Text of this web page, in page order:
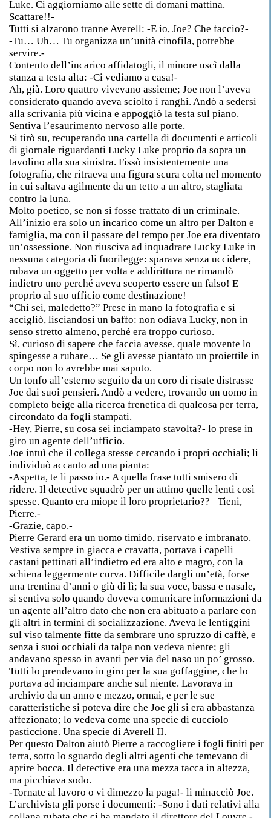
Luke. Ci aggiorniamo alle sette di domani mattina.
Scattare!!-
Tutti si alzarono tranne Averell: -E io, Joe? Che faccio?-
-Tu… Uh… Tu organizza un’unità cinofila, potrebbe
servire.-
Contento dell’incarico affidatogli, il minore uscì dalla
stanza a testa alta: -Ci vediamo a casa!-
Ah, già. Loro quattro vivevano assieme; Joe non l’aveva
considerato quando aveva sciolto i ranghi. Andò a sedersi
alla scrivania più vicina e appoggiò la testa sul piano.
Sentiva l’esaurimento nervoso alle porte.
Si tirò su, recuperando una cartella di documenti e articoli
di giornale riguardanti Lucky Luke proprio da sopra un
tavolino alla sua sinistra. Fissò insistentemente una
fotografia, che ritraeva una figura scura colta nel momento
in cui saltava agilmente da un tetto a un altro, stagliata
contro la luna.
Molto poetico, se non si fosse trattato di un criminale.
All’inizio era solo un incarico come un altro per Dalton e
famiglia, ma con il passare del tempo per Joe era diventato
un’ossessione. Non riusciva ad inquadrare Lucky Luke in
nessuna categoria di fuorilegge: sparava senza uccidere,
rubava un oggetto per volta e addirittura ne rimandò
indietro uno perché aveva scoperto essere un falso! E
proprio al suo ufficio come destinazione!
“Chi sei, maledetto?” Prese in mano la fotografia e si
accigliò, lisciandosi un baffo: non odiava Lucky, non in
senso stretto almeno, perché era troppo curioso.
Sì, curioso di sapere che faccia avesse, quale movente lo
spingesse a rubare… Se gli avesse piantato un proiettile in
corpo non lo avrebbe mai saputo.
Un tonfo all’esterno seguito da un coro di risate distrasse
Joe dai suoi pensieri. Andò a vedere, trovando un uomo in
completo beige alla ricerca frenetica di qualcosa per terra,
circondato da fogli stampati.
-Hey, Pierre, su cosa sei inciampato stavolta?- lo prese in
giro un agente dell’ufficio.
Joe intuì che il collega stesse cercando i propri occhiali; li
individuò accanto ad una pianta:
-Aspetta, te li passo io.- A quella frase tutti smisero di
ridere. Il detective squadrò per un attimo quelle lenti così
spesse. Quanto era miope il loro proprietario?? –Tieni,
Pierre.-
-Grazie, capo.-
Pierre Gerard era un uomo timido, riservato e imbranato.
Vestiva sempre in giacca e cravatta, portava i capelli
castani pettinati all’indietro ed era alto e magro, con la
schiena leggermente curva. Difficile dargli un’età, forse
una trentina d’anni o giù di lì; la sua voce, bassa e nasale,
si sentiva solo quando doveva comunicare informazioni da
un agente all’altro dato che non era abituato a parlare con
gli altri in termini di socializzazione. Aveva le lentiggini
sul viso talmente fitte da sembrare uno spruzzo di caffè, e
senza i suoi occhiali da talpa non vedeva niente; gli
andavano spesso in avanti per via del naso un po’ grosso.
Tutti lo prendevano in giro per la sua goffaggine, che lo
portava ad inciampare anche sul niente. Lavorava in
archivio da un anno e mezzo, ormai, e per le sue
caratteristiche si poteva dire che Joe gli si era abbastanza
affezionato; lo vedeva come una specie di cucciolo
pasticcione. Una specie di Averell II.
Per questo Dalton aiutò Pierre a raccogliere i fogli finiti per
terra, sotto lo sguardo degli altri agenti che temevano di
aprire bocca. Il detective era una mezza tacca in altezza,
ma picchiava sodo.
-Tornate al lavoro o vi dimezzo la paga!- li minacciò Joe.
L’archivista gli porse i documenti: -Sono i dati relativi alla